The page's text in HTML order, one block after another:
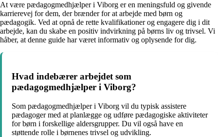
At være pædagogmedhjælper i Viborg er en meningsfuld og givende
karrierevej for dem, der brænder for at arbejde med børn og
pædagogik. Ved at opnå de rette kvalifikationer og engagere dig i dit
arbejde, kan du skabe en positiv indvirkning på børns liv og trivsel. Vi
håber, at denne guide har været informativ og oplysende for dig.
Hvad indebærer arbejdet som
pædagogmedhjælper i Viborg?
Som pædagogmedhjælper i Viborg vil du typisk assistere
pædagoger med at planlægge og udføre pædagogiske aktiviteter
for børn i forskellige aldersgrupper. Du vil også have en
støttende rolle i børnenes trivsel og udvikling.